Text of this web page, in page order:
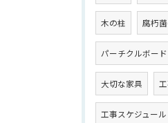
木の柱 腐朽
パーチクルボード
大切な家具
工事スケジュール